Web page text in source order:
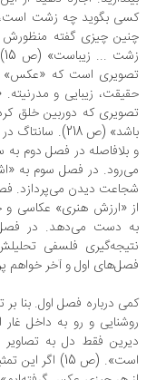
بگوید چه زشت است، باید
چیزی گفته منظورش این
زشت ...
است که «عکس»
زیبایی و مدرنیته. «سوال
که دوربین خلق کرده
باشد» (ص 218). سانتاگ
در فصل دوم به سراغ
در فصل سوم به «اشیای
دیدن می‌پردازد. فصل پنجم
«ارزش هنری» عکاسی و
دست می‌دهد. در فصل ششم،
فلسفی تحلیلش
اول و آخر خواهم پرداخت.
درباره فصل اول. بنا بر
و رو به داخل غار این
فقط دل به تصاویر